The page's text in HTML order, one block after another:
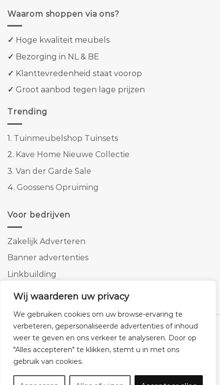
Wij waarderen uw privacy
We gebruiken cookies om uw browse-ervaring te
verbeteren, gepersonaliseerde advertenties of inhoud
weer te geven en ons verkeer te analyseren. Door op
"Alles accepteren" te klikken, stemt u in met ons
gebruik van cookies.
Waarom shoppen via ons?
✓ Hoge kwaliteit meubels
✓ Bezorging in NL & BE
✓ Klanttevredenheid staat voorop
✓ Groot aanbod tegen lage prijzen
Trending
1. Tuinmeubelshop Tuinsets
2. Kave Home Nieuwe Collectie
3. Van der Garde Sale
4. Goossens Opruiming
Voor bedrijven
Zakelijk Adverteren
Banner advertenties
Linkbuilding
SEO copywriting
Klantenservice Privacybeleid